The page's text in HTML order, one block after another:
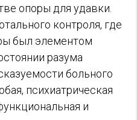
опоры для удавки.
контроля, где
был элементом
разума
больного
психиатрическая
и